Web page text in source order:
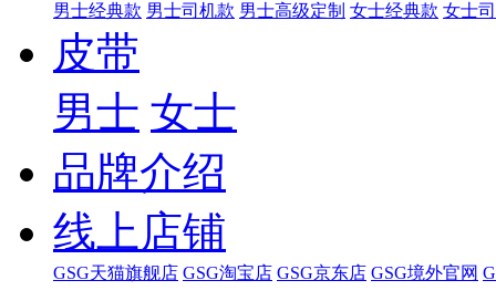
男士经典款 男士司机款 男士高级定制 女士经典款 女士
皮带
男士 女士
品牌介绍
线上店铺
GSG天猫旗舰店 GSG淘宝店 GSG京东店 GSG境外官网